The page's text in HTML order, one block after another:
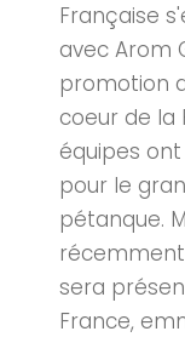
Française
avec Arom
promotion
coeur de la
équipes
pour le
pétanque.
sera
France,